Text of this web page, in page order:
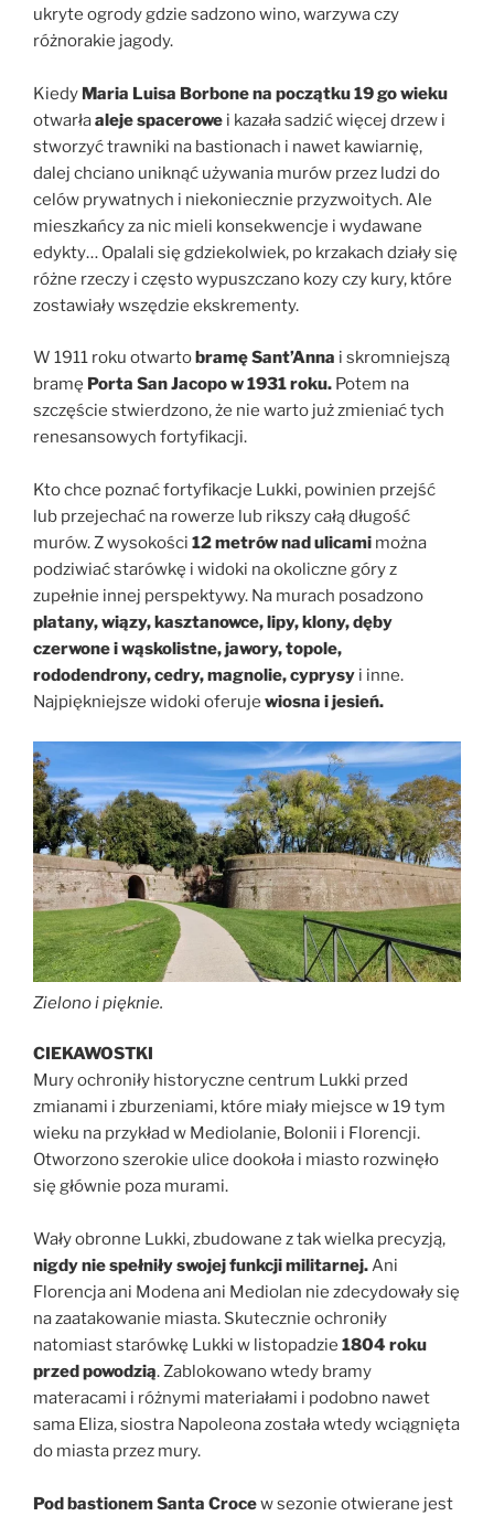
ukryte ogrody gdzie sadzono wino, warzywa czy
różnorakie jagody.
Kiedy Maria Luisa Borbone na początku 19 go wieku
otwarłaaleje spacerowe i kazała sadzić więcej drzew i
stworzyć trawniki na bastionach i nawet kawiarnię,
dalej chciano uniknąć używania murów przez ludzi do
celów prywatnych i niekoniecznie przyzwoitych. Ale
mieszkańcy za nic mieli konsekwencje i wydawane
edykty… Opalali się gdziekolwiek, po krzakach działy się
różne rzeczy i często wypuszczano kozy czy kury, które
zostawiały wszędzie ekskrementy.
W 1911 roku otwartobramę Sant’Anna i skromniejszą
bramę Porta San Jacopo w 1931 roku. Potem na
szczęście stwierdzono, że nie warto już zmieniać tych
renesansowych fortyfikacji.
Kto chce poznać fortyfikacje Lukki, powinien przejść
lub przejechać na rowerze lub rikszy całą długość
murów. Z wysokości 12 metrów nad ulicami można
podziwiać starówkę i widoki na okoliczne góry z
zupełnie innej perspektywy. Na murach posadzono
platany, wiązy, kasztanowce, lipy, klony, dęby
czerwone i wąskolistne, jawory, topole,
rododendrony, cedry, magnolie, cyprysy i inne.
Najpiękniejsze widoki oferuje wiosna i jesień.
Zielono i pięknie.
CIEKAWOSTKI
Mury ochroniły historyczne centrum Lukki przed
zmianami i zburzeniami, które miały miejsce w 19 tym
wieku na przykład w Mediolanie, Bolonii i Florencji.
Otworzono szerokie ulice dookoła i miasto rozwinęło
się głównie poza murami.
Wały obronne Lukki, zbudowane z tak wielka precyzją,
nigdy nie spełniły swojej funkcji militarnej.Ani
Florencja ani Modena ani Mediolan nie zdecydowały się
na zaatakowanie miasta. Skutecznie ochroniły
natomiast starówkę Lukki w listopadzie 1804 roku
przed powodzią. Zablokowano wtedy bramy
materacami i różnymi materiałami i podobno nawet
sama Eliza, siostra Napoleona została wtedy wciągnięta
do miasta przez mury.
Pod bastionem Santa Crocew sezonie otwierane jest